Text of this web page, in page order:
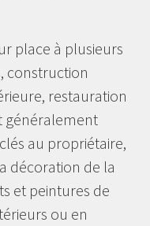
place à plusieurs
construction
restauration
généralement
au propriétaire,
décoration de la
et peintures de
ou en